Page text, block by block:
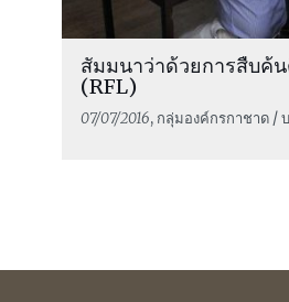
สัมมนาว่าด้วยการสืบค้
(RFL)
07/07/2016, กลุ่มองค์กรกาชาด /